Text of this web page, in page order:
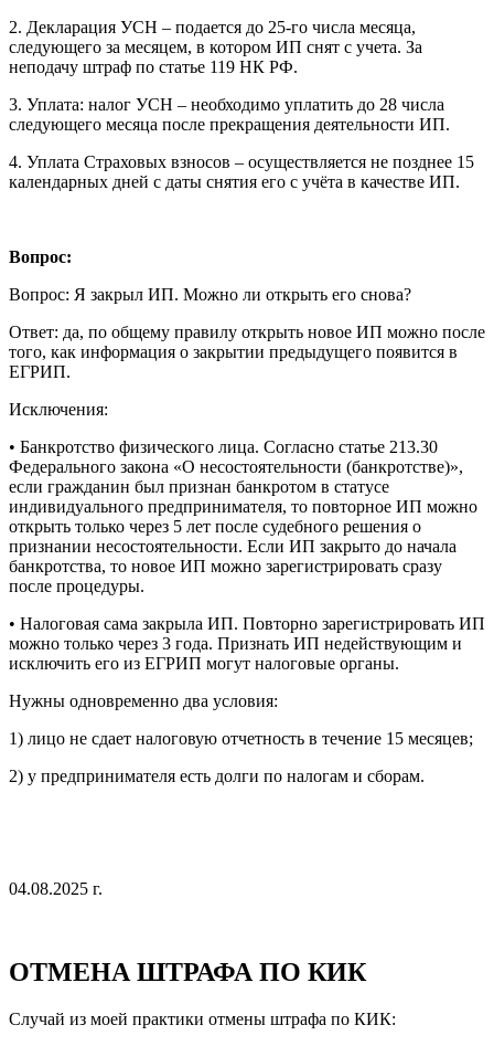
2. Декларация УСН – подается до 25-го числа месяца,
следующего за месяцем, в котором ИП снят с учета. За
неподачу штраф по статье 119 НК РФ.
3. Уплата: налог УСН – необходимо уплатить до 28 числа
следующего месяца после прекращения деятельности ИП.
4. Уплата Страховых взносов – осуществляется не позднее 15
календарных дней с даты снятия его с учёта в качестве ИП.
Вопрос:
Вопрос: Я закрыл ИП. Можно ли открыть его снова?
Ответ: да, по общему правилу открыть новое ИП можно после
того, как информация о закрытии предыдущего появится в
ЕГРИП.
Исключения:
• Банкротство физического лица. Согласно статье 213.30
Федерального закона «О несостоятельности (банкротстве)»,
если гражданин был признан банкротом в статусе
индивидуального предпринимателя, то повторное ИП можно
открыть только через 5 лет после судебного решения о
признании несостоятельности. Если ИП закрыто до начала
банкротства, то новое ИП можно зарегистрировать сразу
после процедуры.
• Налоговая сама закрыла ИП. Повторно зарегистрировать ИП
можно только через 3 года. Признать ИП недействующим и
исключить его из ЕГРИП могут налоговые органы.
Нужны одновременно два условия:
1) лицо не сдает налоговую отчетность в течение 15 месяцев;
2) у предпринимателя есть долги по налогам и сборам.
04.08.2025 г.
ОТМЕНА ШТРАФА ПО КИК
Случай из моей практики отмены штрафа по КИК: